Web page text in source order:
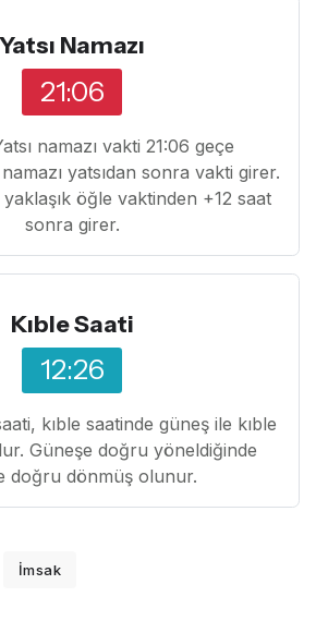
Yatsı Namazı
21:06
namazı vakti 21:06 geçe
yatsıdan sonra vakti girer.
öğle vaktinden +12 saat
sonra girer.
Kıble Saati
12:26
kıble saatinde güneş ile kıble
Güneşe doğru yöneldiğinde
doğru dönmüş olunur.
İmsak